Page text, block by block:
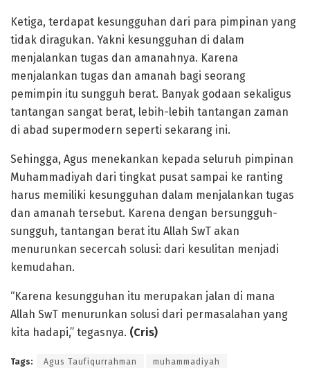
Ketiga, terdapat kesungguhan dari para pimpinan yang
tidak diragukan. Yakni kesungguhan di dalam
menjalankan tugas dan amanahnya. Karena
menjalankan tugas dan amanah bagi seorang
pemimpin itu sungguh berat. Banyak godaan sekaligus
tantangan sangat berat, lebih-lebih tantangan zaman
di abad supermodern seperti sekarang ini.
Sehingga, Agus menekankan kepada seluruh pimpinan
Muhammadiyah dari tingkat pusat sampai ke ranting
harus memiliki kesungguhan dalam menjalankan tugas
dan amanah tersebut. Karena dengan bersungguh-
sungguh, tantangan berat itu Allah SwT akan
menurunkan secercah solusi: dari kesulitan menjadi
kemudahan.
“Karena kesungguhan itu merupakan jalan di mana
Allah SwT menurunkan solusi dari permasalahan yang
kita hadapi,” tegasnya. (Cris)
Tags: Agus Taufiqurrahman muhammadiyah